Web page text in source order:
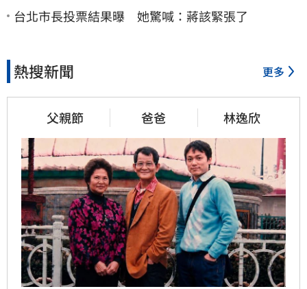
台北市長投票結果曝 她驚喊：蔣該緊張了
熱搜新聞 更多
父親節 爸爸 林逸欣